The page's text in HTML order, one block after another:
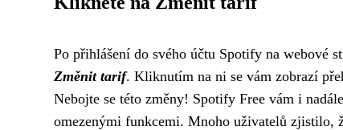
Po přihlášení do svého účtu Spotify na webové
Změnit tarif. Kliknutím na ni se vám zobrazí
Nebojte se této změny! Spotify Free vám i
omezenými funkcemi. Mnoho uživatelů zjistilo,